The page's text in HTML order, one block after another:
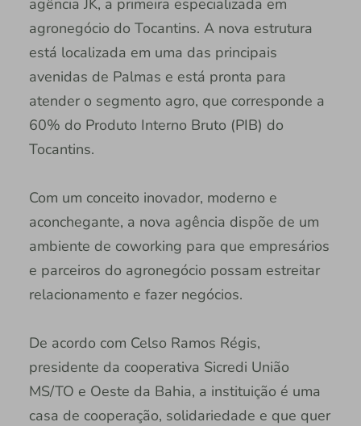
agência JK, a primeira especializada em
agronegócio do Tocantins. A nova estrutura
está localizada em uma das principais
avenidas de Palmas e está pronta para
atender o segmento agro, que corresponde a
60% do Produto Interno Bruto (PIB) do
Tocantins.
Com um conceito inovador, moderno e
aconchegante, a nova agência dispõe de um
ambiente de coworking para que empresários
e parceiros do agronegócio possam estreitar
relacionamento e fazer negócios.
De acordo com Celso Ramos Régis,
presidente da cooperativa Sicredi União
MS/TO e Oeste da Bahia, a instituição é uma
casa de cooperação, solidariedade e que quer